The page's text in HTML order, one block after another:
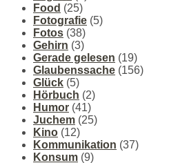
Food (25)
Fotografie (5)
Fotos (38)
Gehirn (3)
Gerade gelesen (19)
Glaubenssache (156)
Glück (5)
Hörbuch (2)
Humor (41)
Juchem (25)
Kino (12)
Kommunikation (37)
Konsum (9)